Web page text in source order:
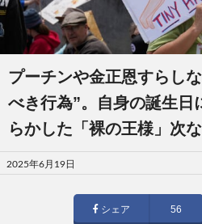
プーチンや金正恩すらし
べき行為”。自身の誕生日
らかした「裸の王様」次
投
稿
2025年6月19日
シェア 56